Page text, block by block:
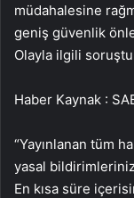
müdahalesine
geniş güvenlik
Olayla ilgili
Haber Kaynak :
“Yayınlanan tüm
yasal
En kısa süre